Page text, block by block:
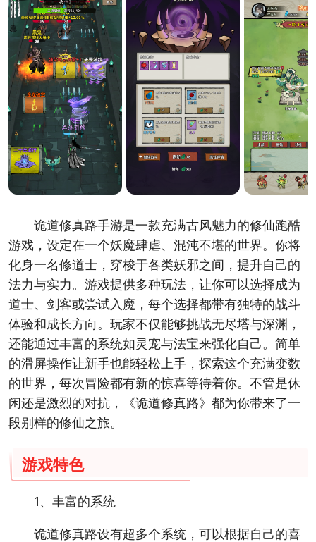
诡道修真路手游是一款充满古风魅力的修仙跑酷
游戏，设定在一个妖魔肆虐、混沌不堪的世界。你将
化身一名修道士，穿梭于各类妖邪之间，提升自己的
法力与实力。游戏提供多种玩法，让你可以选择成为
道士、剑客或尝试入魔，每个选择都带有独特的战斗
体验和成长方向。玩家不仅能够挑战无尽塔与深渊，
还能通过丰富的系统如灵宠与法宝来强化自己。简单
的滑屏操作让新手也能轻松上手，探索这个充满变数
的世界，每次冒险都有新的惊喜等待着你。不管是休
闲还是激烈的对抗，《诡道修真路》都为你带来了一
段别样的修仙之旅。
游戏特色
1、丰富的系统
诡道修真路设有超多个系统，可以根据自己的喜